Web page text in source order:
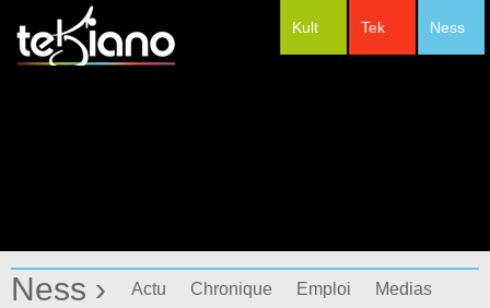
Ness
Tek
Kult
Ness › Actu Chronique Emploi
Medias